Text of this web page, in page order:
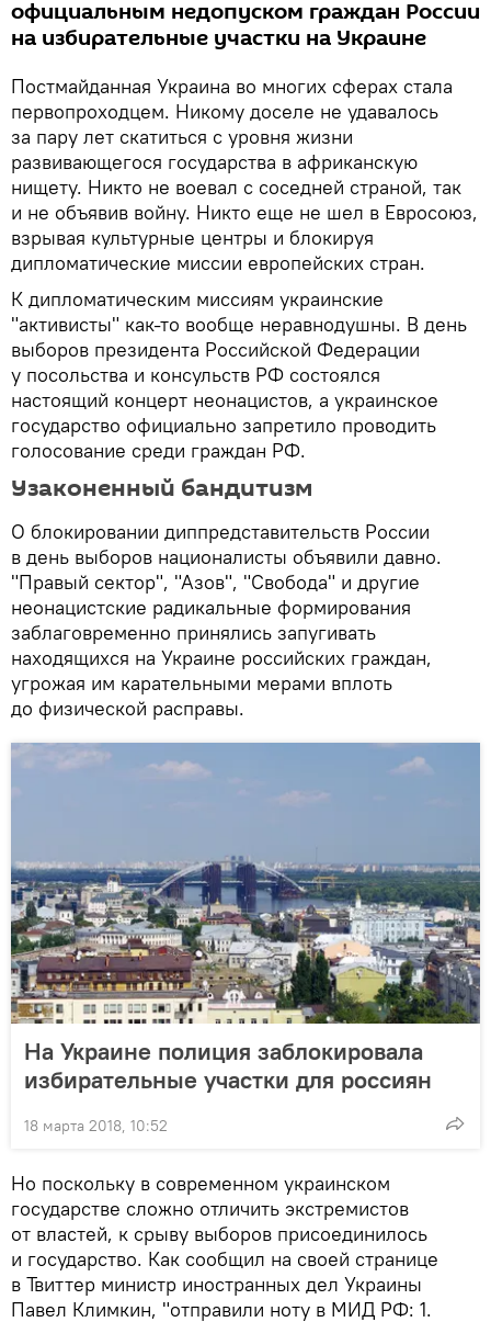
официальным недопуском граждан России
на избирательные участки на Украине
Постмайданная Украина во многих сферах стала
первопроходцем. Никому доселе не удавалось
за пару лет скатиться с уровня жизни
развивающегося государства в африканскую
нищету. Никто не воевал с соседней страной, так
и не объявив войну. Никто еще не шел в Евросоюз,
взрывая культурные центры и блокируя
дипломатические миссии европейских стран.
К дипломатическим миссиям украинские
"активисты" как-то вообще неравнодушны. В день
выборов президента Российской Федерации
у посольства и консульств РФ состоялся
настоящий концерт неонацистов, а украинское
государство официально запретило проводить
голосование среди граждан РФ.
Узаконенный бандитизм
О блокировании диппредставительств России
в день выборов националисты объявили давно.
"Правый сектор", "Азов", "Свобода" и другие
неонацистские радикальные формирования
заблаговременно принялись запугивать
находящихся на Украине российских граждан,
угрожая им карательными мерами вплоть
до физической расправы.
На Украине полиция заблокировала
избирательные участки для россиян
18 марта 2018, 10:52
Но поскольку в современном украинском
государстве сложно отличить экстремистов
от властей, к срыву выборов присоединилось
и государство. Как сообщил на своей странице
в Твиттер министр иностранных дел Украины
Павел Климкин, "отправили ноту в МИД РФ: 1.